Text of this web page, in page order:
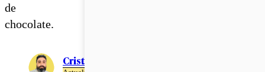
de
chocolate.
Cristián Meza